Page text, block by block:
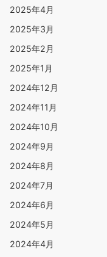
2025年4月
2025年3月
2025年2月
2025年1月
2024年12月
2024年11月
2024年10月
2024年9月
2024年8月
2024年7月
2024年6月
2024年5月
2024年4月